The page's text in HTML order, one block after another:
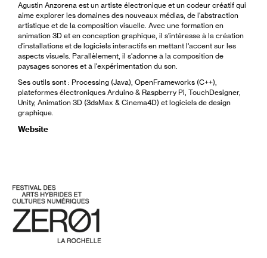
Agustin Anzorena est un artiste électronique et un codeur créatif qui
aime explorer les domaines des nouveaux médias, de l'abstraction
artistique et de la composition visuelle. Avec une formation en
animation 3D et en conception graphique, il s'intéresse à la création
d'installations et de logiciels interactifs en mettant l'accent sur les
aspects visuels. Parallèlement, il s'adonne à la composition de
paysages sonores et à l'expérimentation du son.
Ses outils sont : Processing (Java), OpenFrameworks (C++),
plateformes électroniques Arduino & Raspberry Pi, TouchDesigner,
Unity, Animation 3D (3dsMax & Cinema4D) et logiciels de design
graphique.
Website